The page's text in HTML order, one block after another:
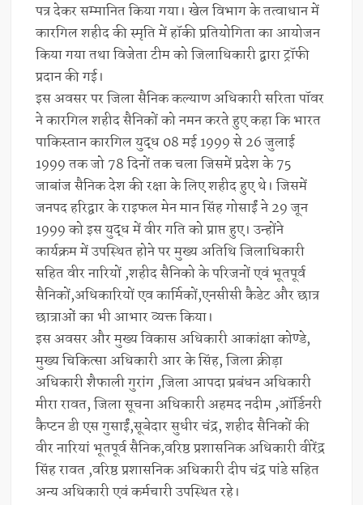
पत्र देकर सम्मानित किया गया। खेल विभाग के तत्वाधान में
कारगिल शहीद की स्मृति में हॉकी प्रतियोगिता का आयोजन
किया गया तथा विजेता टीम को जिलाधिकारी द्वारा ट्रॉफी
प्रदान की गई।
इस अवसर पर जिला सैनिक कल्याण अधिकारी सरिता पॉवर
ने कारगिल शहीद सैनिकों को नमन करते हुए कहा कि भारत
पाकिस्तान कारगिल युद्ध 08 मई 1999 से 26 जुलाई
1999 तक जो 78 दिनों तक चला जिसमें प्रदेश के 75
जाबांज सैनिक देश की रक्षा के लिए शहीद हुए थे। जिसमें
जनपद हरिद्वार के राइफल मेन मान सिंह गोसाईं ने 29 जून
1999 को इस युद्ध में वीर गति को प्राप्त हुए। उन्होंने
कार्यक्रम में उपस्थित होने पर मुख्य अतिथि जिलाधिकारी
सहित वीर नारियों ,शहीद सैनिको के परिजनों एवं भूतपूर्व
सैनिकों,अधिकारियों एव कार्मिकों,एनसीसी कैडेट और छात्र
छात्राओं का भी आभार व्यक्त किया।
इस अवसर और मुख्य विकास अधिकारी आकांक्षा कोण्डे,
मुख्य चिकित्सा अधिकारी आर के सिंह, जिला क्रीड़ा
अधिकारी शैफाली गुरांग ,जिला आपदा प्रबंधन अधिकारी
मीरा रावत, जिला सूचना अधिकारी अहमद नदीम ,ऑर्डिनरी
कैप्टन डी एस गुसाईं,सूबेदार सुधीर चंद्र, शहीद सैनिकों की
वीर नारियां भूतपूर्व सैनिक,वरिष्ठ प्रशासनिक अधिकारी वीरेंद्र
सिंह रावत ,वरिष्ठ प्रशासनिक अधिकारी दीप चंद्र पांडे सहित
अन्य अधिकारी एवं कर्मचारी उपस्थित रहे।